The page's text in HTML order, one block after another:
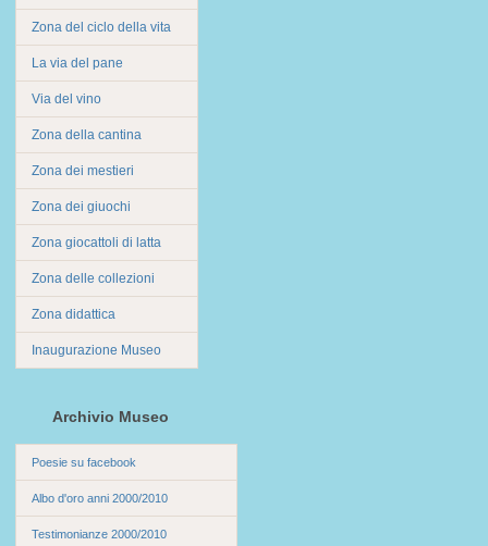
Zona del ciclo della vita
La via del pane
Via del vino
Zona della cantina
Zona dei mestieri
Zona dei giuochi
Zona giocattoli di latta
Zona delle collezioni
Zona didattica
Inaugurazione Museo
Archivio Museo
Poesie su facebook
Albo d'oro anni 2000/2010
Testimonianze 2000/2010